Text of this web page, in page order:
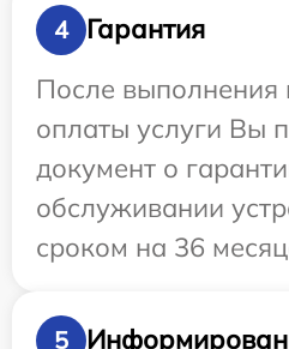
4
Гарантия
После выполнения
оплаты услуги Вы
документ о
обслуживании
сроком на 36
5